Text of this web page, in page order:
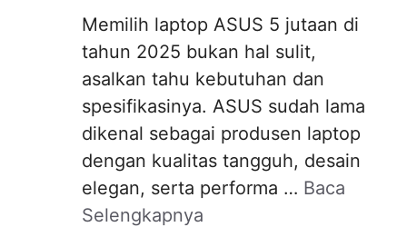
Memilih laptop ASUS 5 jutaan di
tahun 2025 bukan hal sulit,
asalkan tahu kebutuhan dan
spesifikasinya. ASUS sudah lama
dikenal sebagai produsen laptop
dengan kualitas tangguh, desain
elegan, serta performa … Baca
Selengkapnya